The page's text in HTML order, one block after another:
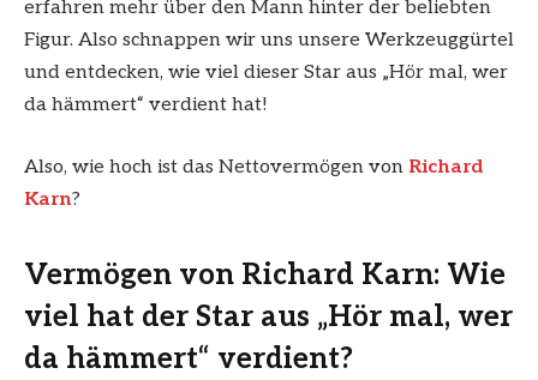
erfahren mehr über den Mann hinter der beliebten
Figur. Also schnappen wir uns unsere Werkzeuggürtel
und entdecken, wie viel dieser Star aus „Hör mal, wer
da hämmert“ verdient hat!
Also, wie hoch ist das Nettovermögen von Richard
Karn?
Vermögen von Richard Karn: Wie
viel hat der Star aus „Hör mal, wer
da hämmert“ verdient?